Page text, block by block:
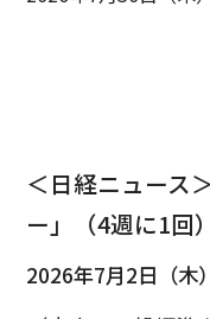
＜日経ニュー
ー」（4週に1回）
2026年7月2日（木）